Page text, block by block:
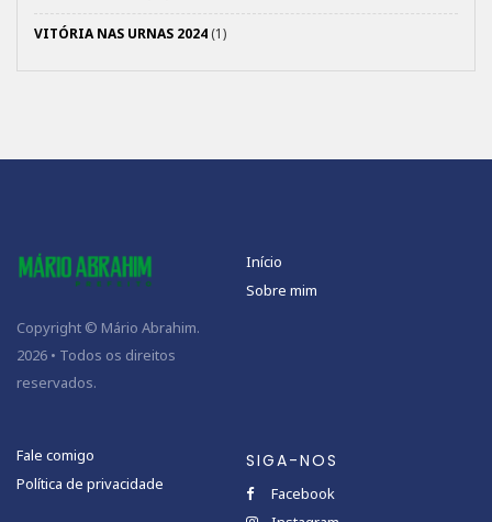
VITÓRIA NAS URNAS 2024 (1)
Copyright © Mário Abrahim.
2026 • Todos os direitos
reservados.
Início
Sobre mim
Fale comigo
Política de privacidade
SIGA-NOS
Facebook